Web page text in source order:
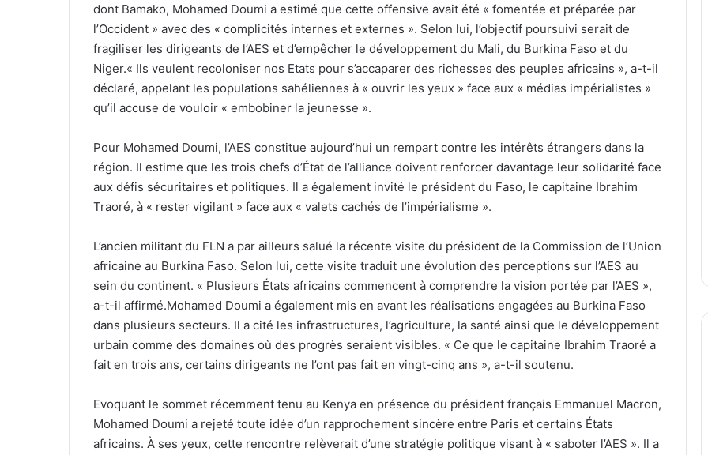
dont Bamako, Mohamed Doumi a estimé que cette offensive avait été « fomentée et préparée par
l’Occident » avec des « complicités internes et externes ». Selon lui, l’objectif poursuivi serait de
fragiliser les dirigeants de l’AES et d’empêcher le développement du Mali, du Burkina Faso et du
Niger.« Ils veulent recoloniser nos Etats pour s’accaparer des richesses des peuples africains », a-t-il
déclaré, appelant les populations sahéliennes à « ouvrir les yeux » face aux « médias impérialistes »
qu’il accuse de vouloir « embobiner la jeunesse ».
Pour Mohamed Doumi, l’AES constitue aujourd’hui un rempart contre les intérêts étrangers dans la
région. Il estime que les trois chefs d’État de l’alliance doivent renforcer davantage leur solidarité face
aux défis sécuritaires et politiques. Il a également invité le président du Faso, le capitaine Ibrahim
Traoré, à « rester vigilant » face aux « valets cachés de l’impérialisme ».
L’ancien militant du FLN a par ailleurs salué la récente visite du président de la Commission de l’Union
africaine au Burkina Faso. Selon lui, cette visite traduit une évolution des perceptions sur l’AES au
sein du continent. « Plusieurs États africains commencent à comprendre la vision portée par l’AES »,
a-t-il affirmé.Mohamed Doumi a également mis en avant les réalisations engagées au Burkina Faso
dans plusieurs secteurs. Il a cité les infrastructures, l’agriculture, la santé ainsi que le développement
urbain comme des domaines où des progrès seraient visibles. « Ce que le capitaine Ibrahim Traoré a
fait en trois ans, certains dirigeants ne l’ont pas fait en vingt-cinq ans », a-t-il soutenu.
Evoquant le sommet récemment tenu au Kenya en présence du président français Emmanuel Macron,
Mohamed Doumi a rejeté toute idée d’un rapprochement sincère entre Paris et certains États
africains. À ses yeux, cette rencontre relèverait d’une stratégie politique visant à « saboter l’AES ». Il a